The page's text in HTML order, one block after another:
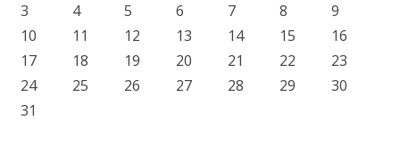
3
4 5 6 7 8
9
10
11 12 13 14 15
16
17
18 19 20 21 22
23
24
25 26 27 28 29
30
31